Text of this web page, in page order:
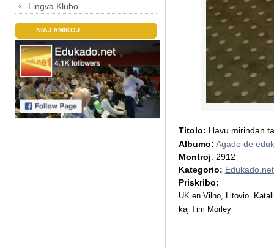
Lingva Klubo
NIAJ AMIKOJ
Titolo: Havu mirindan
Albumo: Agado de
Montroj: 2912
Kategorio: Edukado.net
Priskribo:
UK en Vilno, Litovio.
kaj Tim Morley